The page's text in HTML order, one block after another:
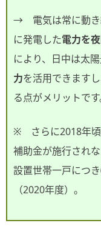
→ 電気は常に動き
に発電した電力を
により、日中は太陽
力を活用できます
る点がメリットです
※ さらに2018年頃
補助金が施行され
設置世帯一戸につき
（2020年度）。